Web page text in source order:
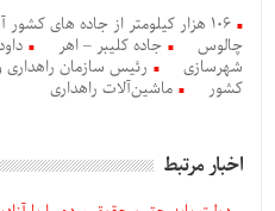
106 هزار کیلومتر از جاده های کشور آسفالته است
چالوس
جاده کلیبر – اهر
شهرسازی
رئیس سازمان
کشور
ماشین‌آلات راهداری
اخبار مرتبط